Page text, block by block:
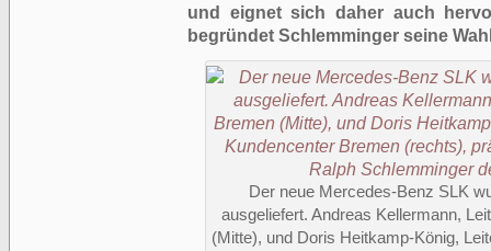
und eignet sich daher auch
begründet Schlemminger seine
Der neue Mercedes-Benz SLK
ausgeliefert. Andreas Kellermann,
(Mitte), und Doris Heitkamp-König,